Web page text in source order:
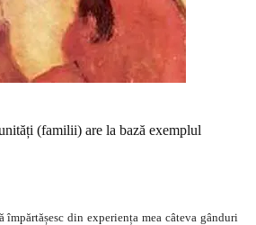
(familii) are la bază exemplul
împărtășesc din experiența mea câteva gânduri